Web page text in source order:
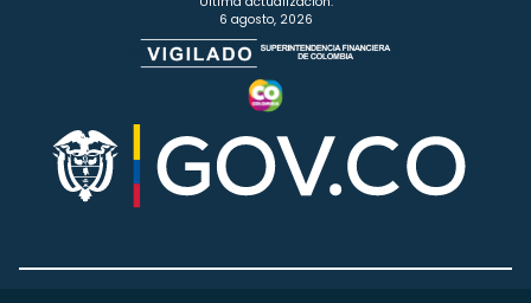
6 agosto, 2026